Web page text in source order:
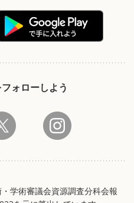
ォローしよう
学術審議会資源調査分科会報